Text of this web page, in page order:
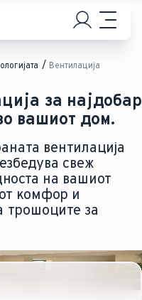
Вентилација
за најдобар
вашиот дом.
вентилација
свеж
на вашиот
комфор и
трошоците за